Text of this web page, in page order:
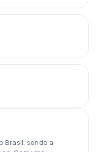
Brasil, sendo a